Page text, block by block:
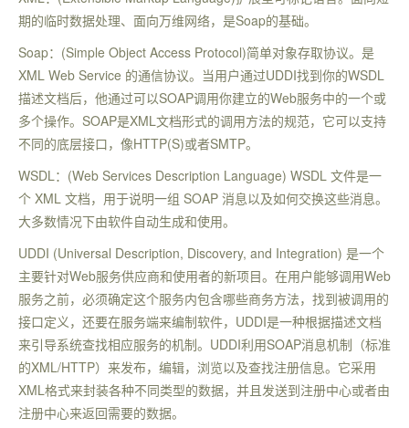
期的临时数据处理、面向万维网络，是Soap的基础。
Soap：(Simple Object Access Protocol)简单对象存取协议。是
XML Web Service 的通信协议。当用户通过UDDI找到你的WSDL
描述文档后，他通过可以SOAP调用你建立的Web服务中的一个或
多个操作。SOAP是XML文档形式的调用方法的规范，它可以支持
不同的底层接口，像HTTP(S)或者SMTP。
WSDL：(Web Services Description Language) WSDL 文件是一
个 XML 文档，用于说明一组 SOAP 消息以及如何交换这些消息。
大多数情况下由软件自动生成和使用。
UDDI (Universal Description, Discovery, and Integration) 是一个
主要针对Web服务供应商和使用者的新项目。在用户能够调用Web
服务之前，必须确定这个服务内包含哪些商务方法，找到被调用的
接口定义，还要在服务端来编制软件，UDDI是一种根据描述文档
来引导系统查找相应服务的机制。UDDI利用SOAP消息机制（标准
的XML/HTTP）来发布，编辑，浏览以及查找注册信息。它采用
XML格式来封装各种不同类型的数据，并且发送到注册中心或者由
注册中心来返回需要的数据。